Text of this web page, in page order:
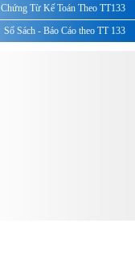
Chứng Từ Kế Toán Theo TT133
Sổ Sách - Báo Cáo theo TT 133